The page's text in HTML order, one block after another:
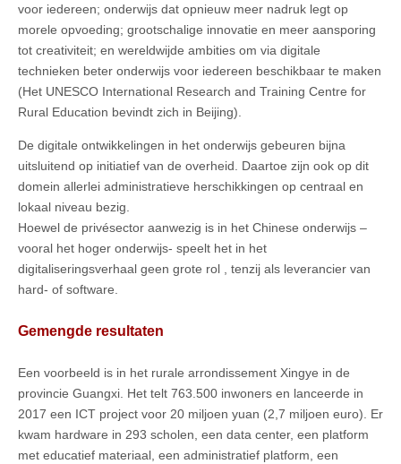
voor iedereen; onderwijs dat opnieuw meer nadruk legt op
morele opvoeding; grootschalige innovatie en meer aansporing
tot creativiteit; en wereldwijde ambities om via digitale
technieken beter onderwijs voor iedereen beschikbaar te maken
(Het UNESCO International Research and Training Centre for
Rural Education bevindt zich in Beijing).
De digitale ontwikkelingen in het onderwijs gebeuren bijna
uitsluitend op initiatief van de overheid. Daartoe zijn ook op dit
domein allerlei administratieve herschikkingen op centraal en
lokaal niveau bezig.
Hoewel de privésector aanwezig is in het Chinese onderwijs –
vooral het hoger onderwijs- speelt het in het
digitaliseringsverhaal geen grote rol , tenzij als leverancier van
hard- of software.
Gemengde resultaten
Een voorbeeld is in het rurale arrondissement Xingye in de
provincie Guangxi. Het telt 763.500 inwoners en lanceerde in
2017 een ICT project voor 20 miljoen yuan (2,7 miljoen euro). Er
kwam hardware in 293 scholen, een data center, een platform
met educatief materiaal, een administratief platform, een